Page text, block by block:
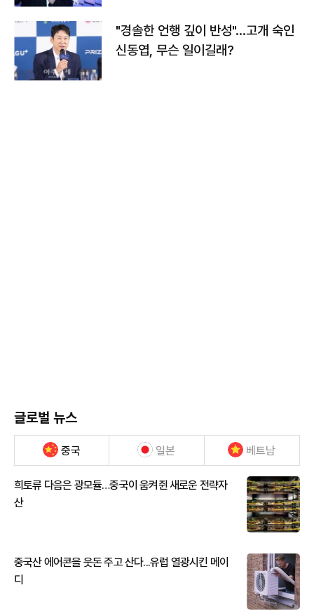
"경솔한 언행 깊이 반성"…고개 숙인
신동엽, 무슨 일이길래?
글로벌 뉴스
중국 일본 베트남
희토류 다음은 광모듈…중국이 움켜쥔 새로운 전략자
산
중국산 에어콘을 웃돈 주고 산다...유럽 열광시킨 메이
디